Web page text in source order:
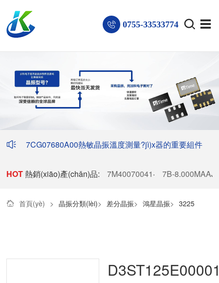
0755-33533774
7CG07680A00熱敏晶振溫度測量?jì)x器的重要組件
HOT熱銷(xiāo)產(chǎn)品: 7M40070041 · 7B-
首頁(yè) > 晶振分類(lèi)> 差分晶振> 鴻星晶振> 3225